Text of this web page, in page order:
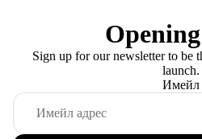
Sign up for our newsletter to be
launch.
Имейл